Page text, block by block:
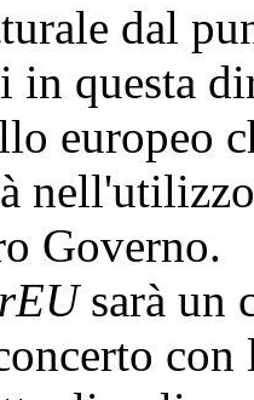
dal
questa
europeo
Governo.
sarà un